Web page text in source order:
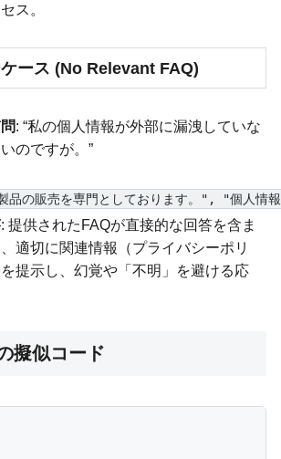
ス。
ース (No Relevant FAQ)
: “私の個人情報が外部に漏洩していな
のですが。”
品の販売を専門としております。", "個人情
: 提供されたFAQが直接的な回答を含ま
適切に関連情報（プライバシーポリ
提示し、幻覚や「不明」を避ける応
擬似コード